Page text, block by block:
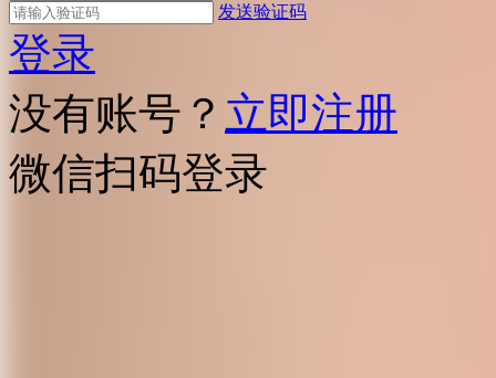
发送验证码
登录
没有账号？ 立即注册
微信扫码登录